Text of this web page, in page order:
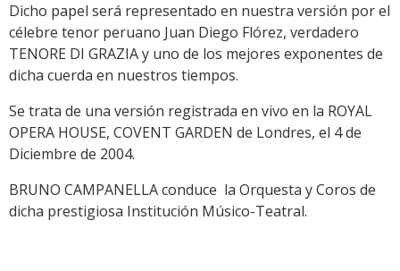
Dicho papel será representado en nuestra versión por el
célebre tenor peruano Juan Diego Flórez, verdadero
TENORE DI GRAZIA y uno de los mejores exponentes de
dicha cuerda en nuestros tiempos.
Se trata de una versión registrada en vivo en la ROYAL
OPERA HOUSE, COVENT GARDEN de Londres, el 4 de
Diciembre de 2004.
BRUNO CAMPANELLA conduce la Orquesta y Coros de
dicha prestigiosa Institución Músico-Teatral.